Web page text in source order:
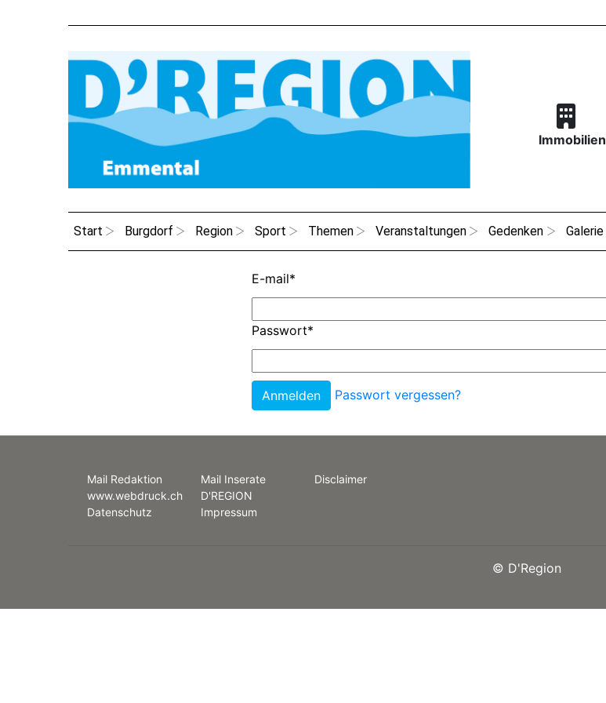
Immobilien
Start Burgdorf Region Sport Themen Veranstaltungen Gedenken Galerie
E-mail*
Passwort*
Passwort vergessen?
Mail Redaktion
www.webdruck.ch
Datenschutz
Mail Inserate
D'REGION
Impressum
Disclaimer
© D'Region